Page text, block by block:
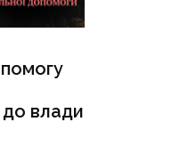
до влади